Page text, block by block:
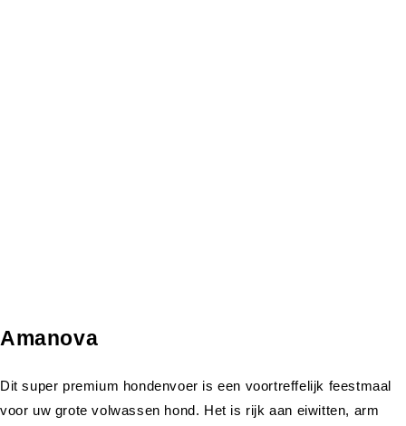
Amanova
Dit super premium hondenvoer is een voortreffelijk feestmaal
voor uw grote volwassen hond. Het is rijk aan eiwitten, arm